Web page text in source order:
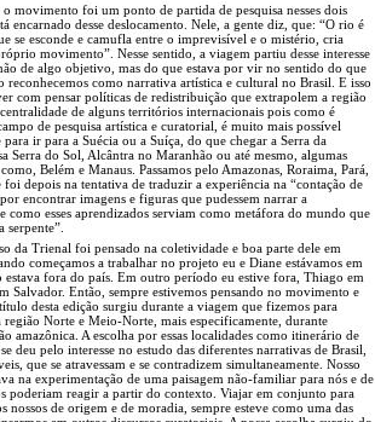
o movimento foi um ponto de partida de pesquisa nesses dois
encarnado desse deslocamento. Nele, a gente diz, que: “O rio é
se esconde e camufla entre o imprevisível e o mistério, cria
movimento”. Nesse sentido, a viagem partiu desse interesse
de algo objetivo, mas do que estava por vir no sentido do que
reconhecemos como narrativa artística e cultural no Brasil. E isso
com pensar políticas de redistribuição que extrapolem a região
centralidade de alguns territórios internacionais pois como é
de pesquisa artística e curatorial, é muito mais possível
ir para a Suécia ou a Suíça, do que chegar a Serra da
Serra do Sol, Alcântra no Maranhão ou até mesmo, algumas
Belém e Manaus. Passamos pelo Amazonas, Roraima, Pará,
foi depois na tentativa de traduzir a experiência na “contação de
encontrar imagens e figuras que pudessem narrar a
como esses aprendizados serviam como metáfora do mundo que
serpente”.
da Trienal foi pensado na coletividade e boa parte dele em
começamos a trabalhar no projeto eu e Diane estávamos em
estava fora do país. Em outro período eu estive fora, Thiago em
Salvador. Então, sempre estivemos pensando no movimento e
desta edição surgiu durante a viagem que fizemos para
região Norte e Meio-Norte, mais especificamente, durante
amazônica. A escolha por essas localidades como itinerário de
deu pelo interesse no estudo das diferentes narrativas de Brasil,
que se atravessam e se contradizem simultaneamente. Nosso
na experimentação de uma paisagem não-familiar para nós e de
poderiam reagir a partir do contexto. Viajar em conjunto para
nossos de origem e de moradia, sempre esteve como uma das